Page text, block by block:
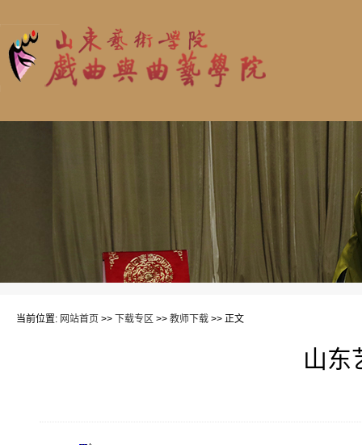
当前位置: 网站首页 >> 下载专区 >> 教师下载 >> 正文
山东